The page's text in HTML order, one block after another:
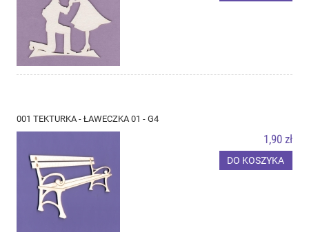
001 TEKTURKA - ŁAWECZKA 01 - G4
1,90 zł
DO KOSZYKA